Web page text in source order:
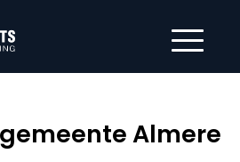
Almere